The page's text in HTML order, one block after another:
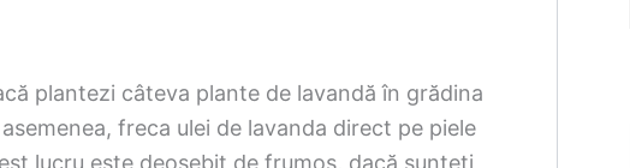
plantezi câteva plante de lavandă în grădina
freca ulei de lavanda direct pe piele